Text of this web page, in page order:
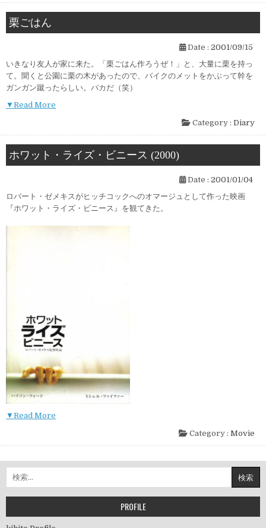
栗ごはん
Date : 2001/09/15
いきなり友人が家に来た。「栗ごはん作ろうぜ！」と、大量に栗を持っ
て。聞くと公園に栗の木があったので、バイクのメットをかぶって幹を
ガンガン蹴ったらしい。バカだ（笑）
▼Read More
Category : Diary
ホワット・ライズ・ビニース (2000)
Date : 2001/01/04
ロバート・ゼメキスがヒッチコックへのオマージュとして作った映画
『ホワット・ライズ・ビニース』を観てきた。
▼Read More
Category : Movie
索:
PROFILE